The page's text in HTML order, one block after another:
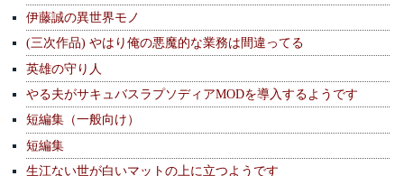
伊藤誠の異世界モノ
(三次作品) やはり俺の悪魔的な業務は間違ってる
英雄の守り人
やる夫がサキュバスラプソディアMODを導入するようです
短編集（一般向け）
短編集
生江ない世が白いマットの上に立つようです